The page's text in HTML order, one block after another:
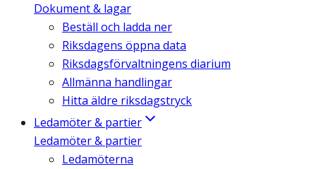
Dokument & lagar
Beställ och ladda ner
Riksdagens öppna data
Riksdagsförvaltningens diarium
Allmänna handlingar
Hitta äldre riksdagstryck
Ledamöter & partier
Ledamöter & partier
Ledamöterna